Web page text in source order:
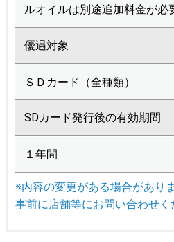
ルオイルは別途追加料金が必
優遇対象
ＳＤカード（全種類）
SDカード発行後の有効期間
１年間
※内容の変更がある場合があり
事前に店舗等にお問い合わせく